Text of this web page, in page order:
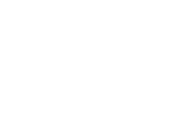
全国高新技术